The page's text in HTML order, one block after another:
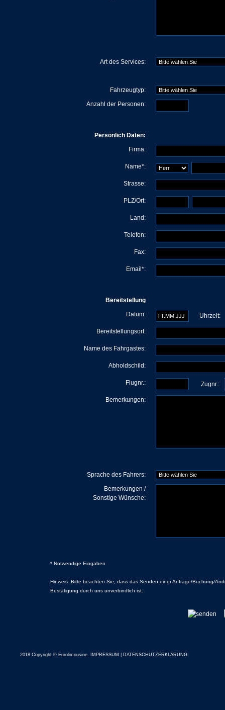
Art des Services:
Fahrzeugtyp:
Anzahl der Personen:
Persönlich Daten:
Firma:
Name*:
Strasse:
PLZ/Ort:
Land:
Telefon:
Fax:
Email*:
Bereitstellung
Datum:
Uhrzeit:
Bereitstellungsort:
Name des Fahrgastes:
Abholdschild:
Flugnr.: Zugnr.:
Bemerkungen:
Sprache des Fahrers:
Bemerkungen /
Sonstige Wünsche:
* Notwendige Eingaben
Hinweis: Bitte beachten Sie, dass das Senden einer Anfrage/Buchung/
Bestätigung durch uns unverbindlich ist.
2018 Copyright © Eurolimousine. IMPRESSUM DATENSCHUTZERKLÄRUNG